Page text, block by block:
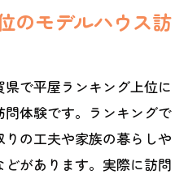
のモデルハウス訪
で平屋ランキング上位に
体験です。ランキングで
の工夫や家族の暮らしや
があります。実際に訪問